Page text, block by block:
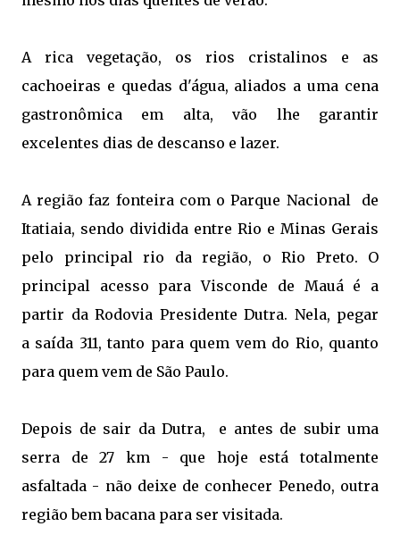
A rica vegetação, os rios cristalinos e as
cachoeiras e quedas d'água, aliados a uma cena
gastronômica em alta, vão lhe garantir
excelentes dias de descanso e lazer.
A região faz fonteira com o Parque Nacional de
Itatiaia, sendo dividida entre Rio e Minas Gerais
pelo principal rio da região, o Rio Preto. O
principal acesso para Visconde de Mauá é a
partir da Rodovia Presidente Dutra. Nela, pegar
a saída 311, tanto para quem vem do Rio, quanto
para quem vem de São Paulo.
Depois de sair da Dutra, e antes de subir uma
serra de 27 km - que hoje está totalmente
asfaltada - não deixe de conhecer Penedo, outra
região bem bacana para ser visitada.